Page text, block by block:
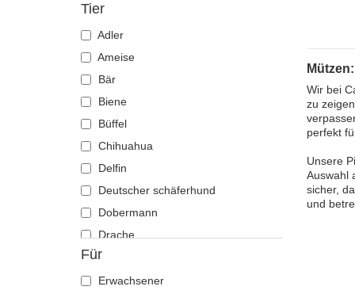
Tier
Adler
Ameise
Bär
Biene
Büffel
Chihuahua
Delfin
Deutscher schäferhund
Dobermann
Drache
Eichhörnchen
Eidechse
Für
Erwachsener
Wir bei
zu
perfekt
Unsere
Auswahl
sicher,
und